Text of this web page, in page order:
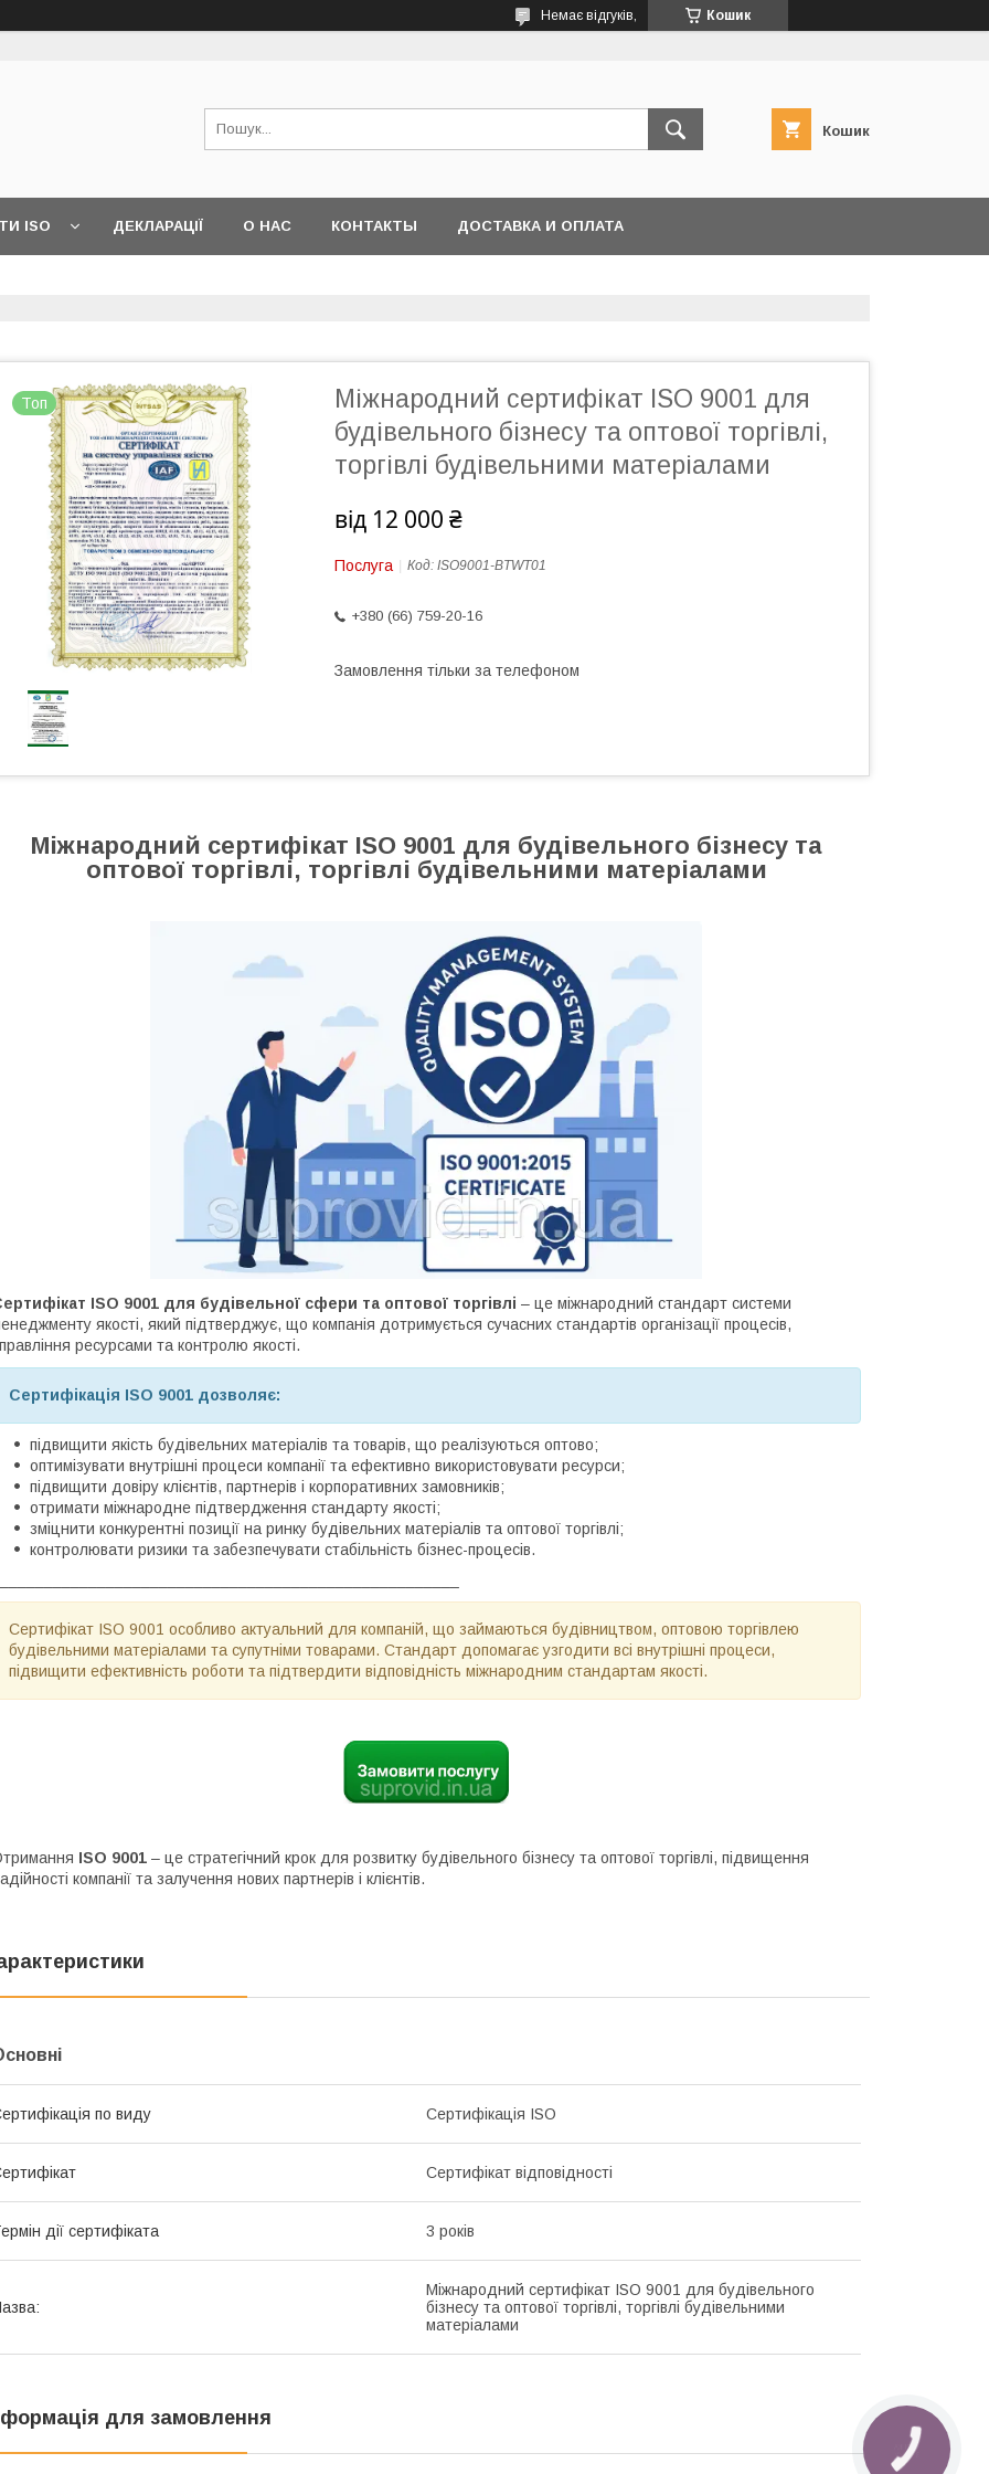
Кошик
Немає відгуків,
Кошик
ISO ДЕКЛАРАЦІЇ О НАС КОНТАКТЫ ДОСТАВКА И ОПЛАТА
Топ
Міжнародний сертифікат ISO 9001 для
будівельного бізнесу та оптової торгівлі,
торгівлі будівельними матеріалами
від 12 000 ₴
Послуга Код: ISO9001-BTWT01
+380 (66) 759-20-16
Замовлення тільки за телефоном
Міжнародний сертифікат ISO 9001 для будівельного бізнесу та
оптової торгівлі, торгівлі будівельними матеріалами
ISO 9001 для будівельної сфери та оптової торгівлі – це міжнародний стандарт системи
якості, який підтверджує, що компанія дотримується сучасних стандартів організації процесів,
ресурсами та контролю якості.
Сертифікація ISO 9001 дозволяє:
підвищити якість будівельних матеріалів та товарів, що реалізуються оптово;
оптимізувати внутрішні процеси компанії та ефективно використовувати ресурси;
підвищити довіру клієнтів, партнерів і корпоративних замовників;
отримати міжнародне підтвердження стандарту якості;
зміцнити конкурентні позиції на ринку будівельних матеріалів та оптової торгівлі;
контролювати ризики та забезпечувати стабільність бізнес-процесів.
Сертифікат ISO 9001 особливо актуальний для компаній, що займаються будівництвом, оптовою торгівлею
будівельними матеріалами та супутніми товарами. Стандарт допомагає узгодити всі внутрішні процеси,
підвищити ефективність роботи та підтвердити відповідність міжнародним стандартам якості.
ISO 9001 – це стратегічний крок для розвитку будівельного бізнесу та оптової торгівлі, підвищення
компанії та залучення нових партнерів і клієнтів.
по виду Сертифікація ISO
Сертифікат відповідності
дії сертифіката 3 років
Міжнародний сертифікат ISO 9001 для будівельного
бізнесу та оптової торгівлі, торгівлі будівельними
матеріалами
для замовлення
КНОПКА
ЗВ'ЯЗКУ